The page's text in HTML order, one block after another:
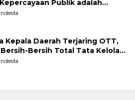
Publik adalah
Kepala Daerah Terjaring OTT,
Bersih Total Tata Kelola